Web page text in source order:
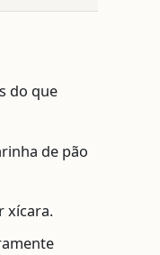
do que
de pão
xícara.